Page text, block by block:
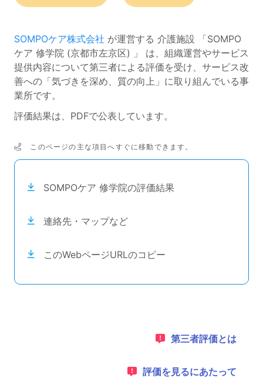
SOMPOケア株式会社 が運営する 介護施設 「SOMPO
ケア 修学院 (京都市左京区) 」 は、組織運営やサービス
提供内容について第三者による評価を受け、サービス改
善への「気づきを深め、質の向上」に取り組んでいる事
業所です。
評価結果は、PDFで公表しています。
次のコンテンツは目次ナビゲーションリンクです。
このページの主な項目へすぐに移動できます。
SOMPOケア 修学院の評価結果
連絡先・マップなど
このWebページURLのコピー
1：
第三者評価とは
2：
評価を見るにあたって